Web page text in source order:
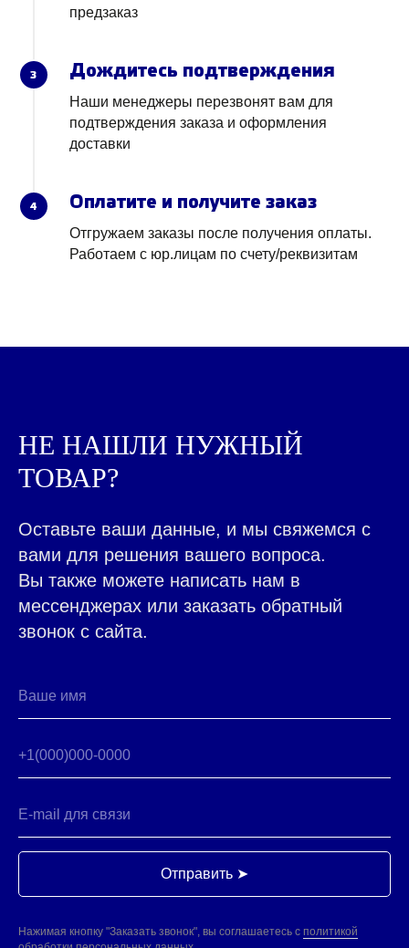
предзаказ
3 Дождитесь подтверждения
Наши менеджеры перезвонят вам для
подтверждения заказа и оформления
доставки
4 Оплатите и получите заказ
Отгружаем заказы после получения оплаты.
Работаем с юр.лицам по счету/реквизитам
НЕ НАШЛИ НУЖНЫЙ
ТОВАР?
Оставьте ваши данные, и мы свяжемся с
вами для решения вашего вопроса.
Вы также можете написать нам в
мессенджерах или заказать обратный
звонок с сайта.
Отправить ➤
Нажимая кнопку "Заказать звонок", вы соглашаетесь с политикой
КРУПНЫЙ ОПТ
ОТ INTERFOODGROUP
ВОПРОСЫ И ОТВЕТЫ